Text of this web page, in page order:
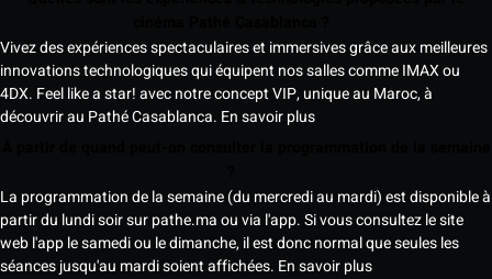
Vivez des expériences spectaculaires et immersives grâce aux meilleures
innovations technologiques qui équipent nos salles comme IMAX ou
4DX. Feel like a star! avec notre concept VIP, unique au Maroc, à
découvrir au Pathé Casablanca. En savoir plus
La programmation de la semaine (du mercredi au mardi) est disponible à
partir du lundi soir sur pathe.ma ou via l'app. Si vous consultez le site
web l'app le samedi ou le dimanche, il est donc normal que seules les
séances jusqu'au mardi soient affichées. En savoir plus